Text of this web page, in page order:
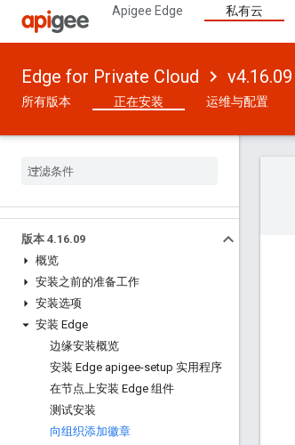
Apigee Edge 私有云
Edge for Private Cloud v4.16.09
所有版本 正在安装 运维与配置
版本 4.16.09
概览
安装之前的准备工作
安装选项
安装 Edge
边缘安装概览
安装 Edge apigee-setup 实用程序
在节点上安装 Edge 组件
测试安装
向组织添加徽章